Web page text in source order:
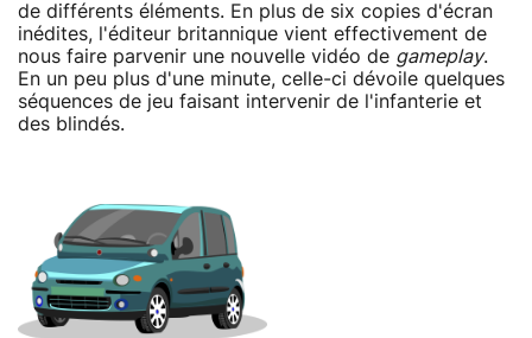
de différents éléments. En plus de six copies d'écran
inédites, l'éditeur britannique vient effectivement de
nous faire parvenir une nouvelle vidéo de gameplay.
En un peu plus d'une minute, celle-ci dévoile quelques
séquences de jeu faisant intervenir de l'infanterie et
des blindés.